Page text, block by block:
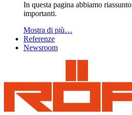
In questa pagina abbiamo
importanti.
Mostra di più…
Referenze
Newsroom